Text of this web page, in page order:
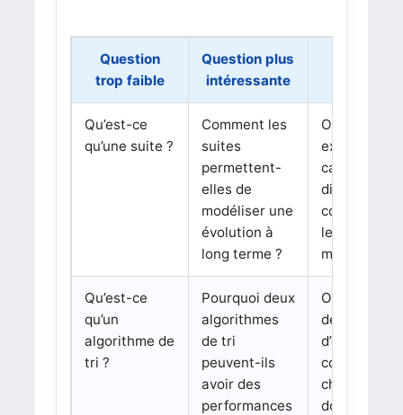
Question
trop faible
Question plus
intéressante
Qu’est-ce
qu’une suite ?
Comment les
suites
permettent-
elles de
modéliser une
évolution à
long terme ?
On peut
expliquer,
calculer,
discuter la
les limites
modèle.
Qu’est-ce
qu’un
algorithme de
tri ?
Pourquoi deux
algorithmes
de tri
peuvent-ils
avoir des
performances
On peut
de
d’exemples
concrets et
choix selon
données.